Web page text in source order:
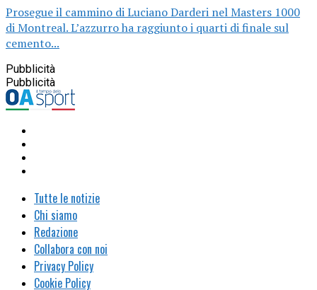
Prosegue il cammino di Luciano Darderi nel Masters 1000
di Montreal. L’azzurro ha raggiunto i quarti di finale sul
cemento...
Pubblicità
Pubblicità
Tutte le notizie
Chi siamo
Redazione
Collabora con noi
Privacy Policy
Cookie Policy